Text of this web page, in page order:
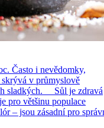
Často i nevědomky,
v průmyslově
sladkých. Sůl je zdravá
pro většinu populace
– jsou zásadní pro